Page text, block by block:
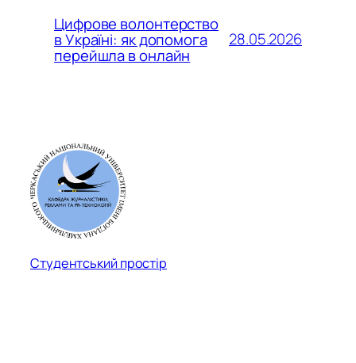
Цифрове волонтерство
в Україні: як допомога
перейшла в онлайн
28.05.2026
Студентський простір